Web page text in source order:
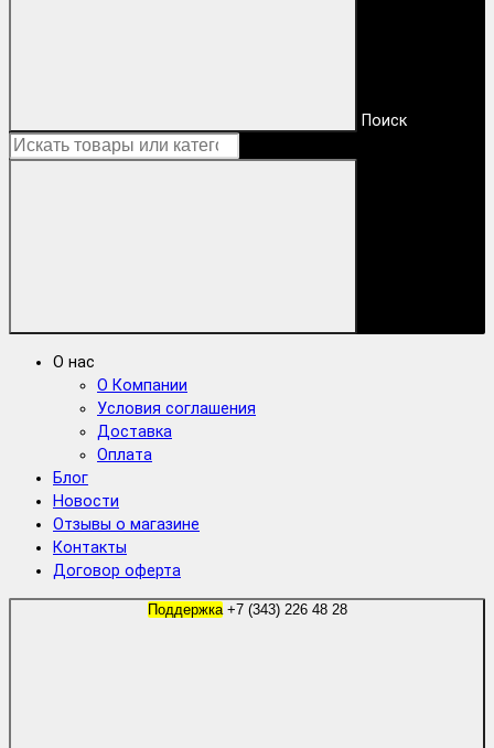
Поиск
О нас
О Компании
Условия соглашения
Доставка
Оплата
Блог
Новости
Отзывы о магазине
Контакты
Договор оферта
Поддержка +7 (343) 226 48 28